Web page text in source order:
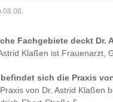
08.08.
Fachgebiete deckt Dr.
Klaßen ist Frauenarzt,
sich die Praxis
von Dr. Astrid Klaßen